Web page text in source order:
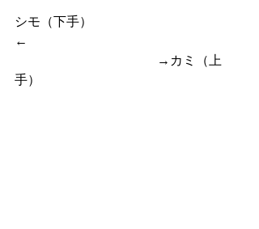
シモ（下手）
←
→カミ（上
手）